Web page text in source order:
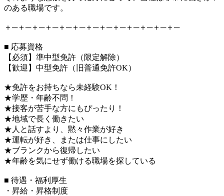
のある職場です。
＋─＋─＋─＋─＋─＋─＋─＋─＋─＋─＋─＋─＋─
■ 応募資格
【必須】準中型免許（限定解除）
【歓迎】中型免許（旧普通免許OK）
★免許をお持ちなら未経験OK！
★学歴・年齢不問！
★接客が苦手な方にもぴったり！
★地域で長く働きたい
★人と話すより、黙々作業が好き
★運転が好き、または仕事にしたい
★ブランクから復帰したい
★年齢を気にせず働ける職場を探している
■ 待遇・福利厚生
・昇給・昇格制度